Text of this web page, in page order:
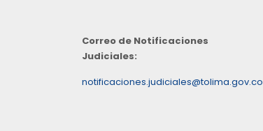
Correo de Notificaciones
Judiciales:
notificaciones.judiciales@tolima.gov.co